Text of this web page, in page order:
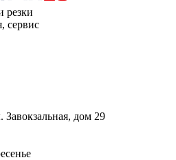
резки
сервис
Завокзальная, дом 29